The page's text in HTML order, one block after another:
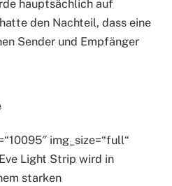
hauptsächlich auf
den Nachteil, dass eine
Sender und Empfänger
img_size=“full“
Light Strip wird in
starken